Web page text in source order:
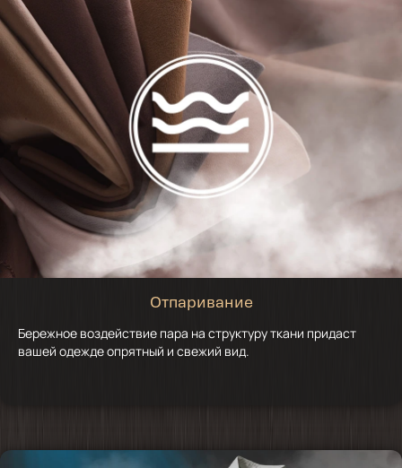
Отпаривание
Бережное воздействие пара на структуру ткани придаст
вашей одежде опрятный и свежий вид.